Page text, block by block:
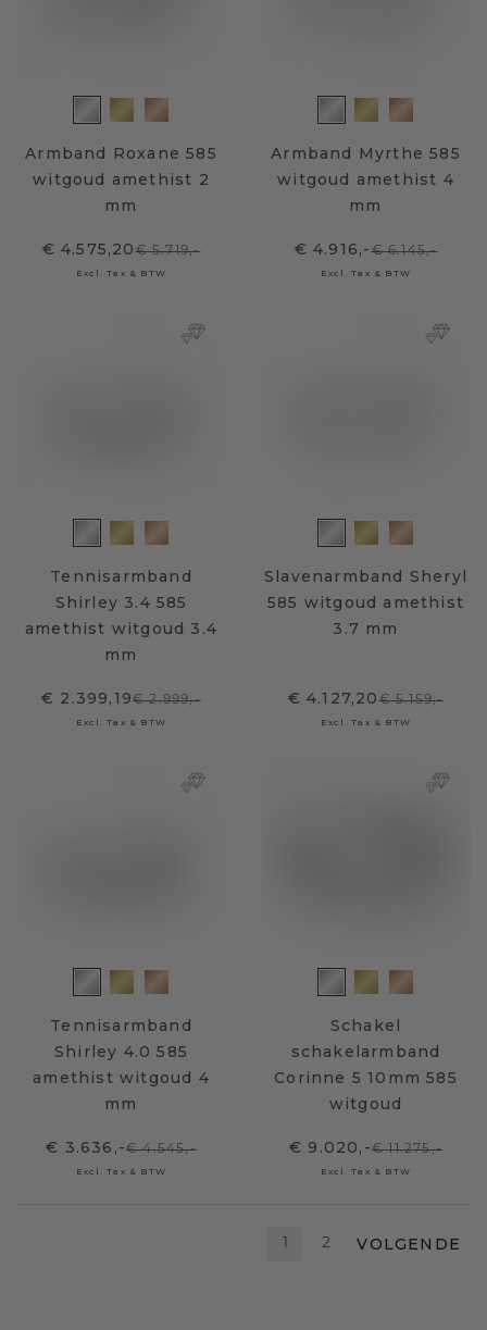
Armband Roxane 585
witgoud amethist 2
mm
€ 4.575,20€ 5.719,-
Excl. Tax & BTW
Armband Myrthe 585
witgoud amethist 4
mm
€ 4.916,-€ 6.145,-
Excl. Tax & BTW
Tennisarmband
Shirley 3.4 585
amethist witgoud 3.4
mm
€ 2.399,19€ 2.999,-
Excl. Tax & BTW
Slavenarmband Sheryl
585 witgoud amethist
3.7 mm
€ 4.127,20€ 5.159,-
Excl. Tax & BTW
Tennisarmband
Shirley 4.0 585
amethist witgoud 4
mm
€ 3.636,-€ 4.545,-
Excl. Tax & BTW
Schakel
schakelarmband
Corinne 5 10mm 585
witgoud
€ 9.020,-€ 11.275,-
Excl. Tax & BTW
1 2 VOLGENDE